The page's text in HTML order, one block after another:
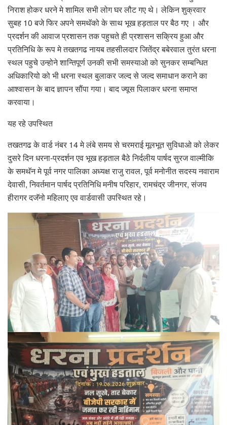
निराश होकर धरने मे शामिल सभी लोग घर लौट गए थे। लेकिन शुक्रवार
सुबह 10 बजे फिर अपने समथॅको के साथ भूख हड़ताल पर बैठ गए । और
प्रदर्शन की आवाज प्रशासन तक पहुचते ही प्रशासन सक्रिय हुआ और
प्रतिनिधि के रूप मे तखतगढ नायब तहसीलदार जितेंद्र बबेरवाल तुरंत धरना
स्थल पहुचे उन्होने शान्तिपूर्ण उनकी सभी समस्याओ को सुनकर सम्बन्धित
अधिकारियो को भी धरना स्थल बुलाकर जल्द से जल्द समाधान कराने का
आश्वासन के बाद ज्ञापन सौंपा गया। बाद ज्यूस पिलाकर धरना समाप्त
करवाया।
यह रहे उपस्थित
तखतगढ के वार्ड नंबर 14 मे लंबे समय से चरमराई मूलभूत सुविधाओ को लेकर
दुसरे दिन धरना-प्रदर्शन एव भूख हड़ताल बैठे निर्दलीय पार्षद सुरज वाल्मीकि
के समथॅन मे पूर्व नगर पालिका अध्यक्ष राजु रावल, पूर्व मनोनीत सदस्य नवाराम
देवासी, निवर्तमान पार्षद प्रतिनिधि मनीष परिहार, रामचंद्र जीनगर, संजय
हीरागर दजॅनो महिलाए एव वार्डवासी उपस्थित रहे।